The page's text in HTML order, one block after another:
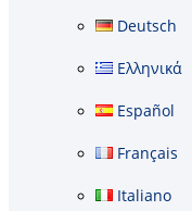
Deutsch
Ελληνικά
Español
Français
Italiano